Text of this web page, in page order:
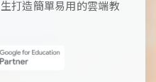
打造簡單易用的雲端教